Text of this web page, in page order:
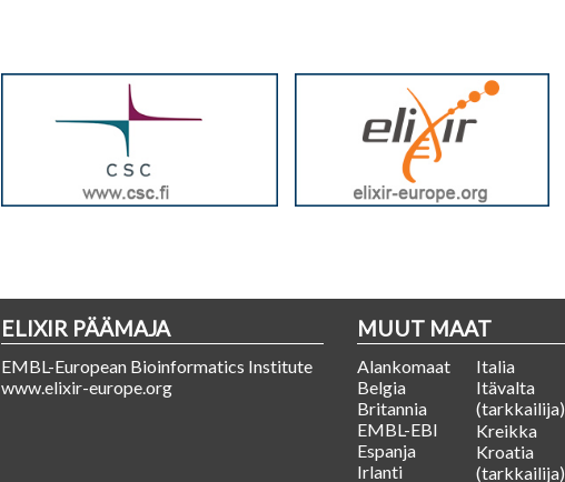
ELIXIR PÄÄMAJA
EMBL-European Bioinformatics Institute
www.elixir-europe.org
MUUT MAAT
Alankomaat
Belgia
Britannia
EMBL-EBI
Espanja
Irlanti
Italia
Itävalta
(tarkkailija)
Kreikka
Kroatia
(tarkkailija)